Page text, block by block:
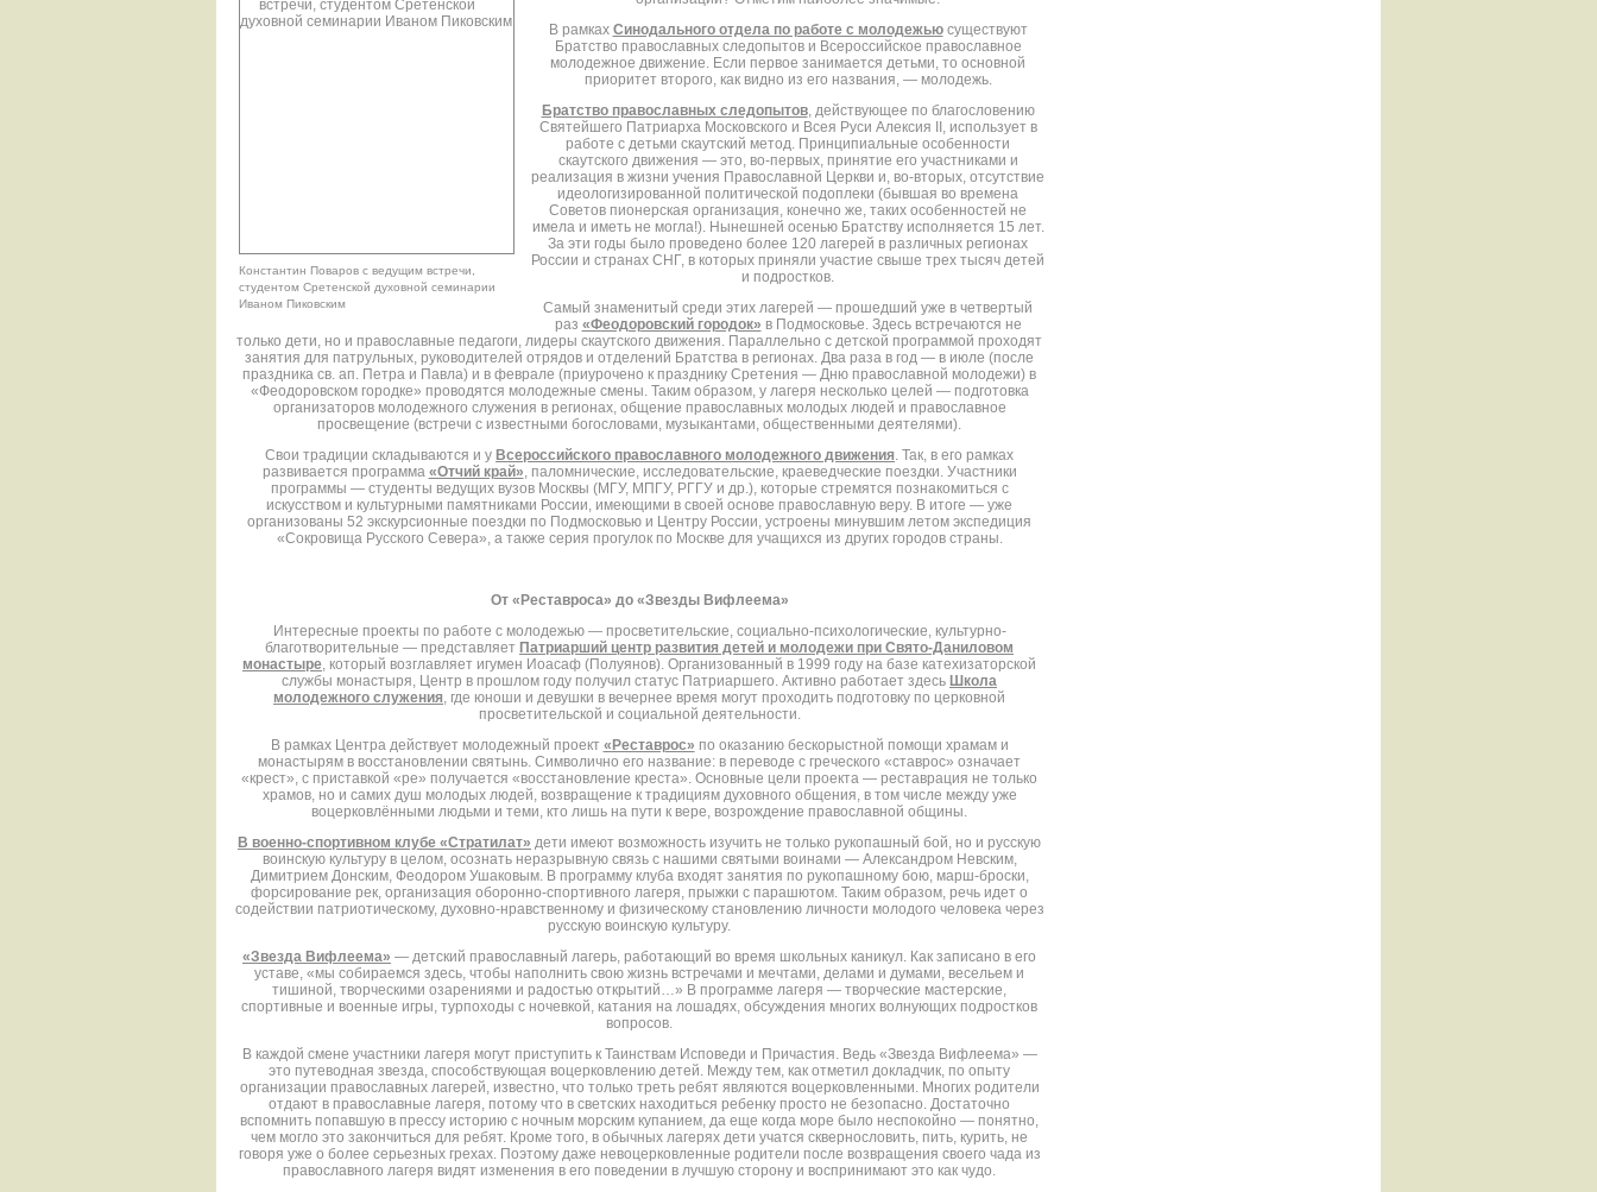
Константин Поваров с ведущим встречи,
студентом Сретенской духовной семинарии
Иваном Пиковским
В рамках Синодального отдела по работе с молодежьюсуществуют
Братство православных следопытов и Всероссийское православное
молодежное движение. Если первое занимается детьми, то основной
приоритет второго, как видно из его названия, — молодежь.
Братство православных следопытов, действующее по благословению
Святейшего Патриарха Московского и Всея Руси Алексия II, использует в
работе с детьми скаутский метод. Принципиальные особенности
скаутского движения — это, во-первых, принятие его участниками и
реализация в жизни учения Православной Церкви и, во-вторых, отсутствие
идеологизированной политической подоплеки (бывшая во времена
Советов пионерская организация, конечно же, таких особенностей не
имела и иметь не могла!). Нынешней осенью Братству исполняется 15 лет.
За эти годы было проведено более 120 лагерей в различных регионах
России и странах СНГ, в которых приняли участие свыше трех тысяч детей
и подростков.
Самый знаменитый среди этих лагерей — прошедший уже в четвертый
раз «Феодоровский городок» в Подмосковье. Здесь встречаются не
только дети, но и православные педагоги, лидеры скаутского движения. Параллельно с детской программой проходят
занятия для патрульных, руководителей отрядов и отделений Братства в регионах. Два раза в год — в июле (после
праздника св. ап. Петра и Павла) и в феврале (приурочено к празднику Сретения — Дню православной молодежи) в
«Феодоровском городке» проводятся молодежные смены. Таким образом, у лагеря несколько целей — подготовка
организаторов молодежного служения в регионах, общение православных молодых людей и православное
просвещение (встречи с известными богословами, музыкантами, общественными деятелями).
Свои традиции складываются и у Всероссийского православного молодежного движения. Так, в его рамках
развивается программа «Отчий край», паломнические, исследовательские, краеведческие поездки. Участники
программы — студенты ведущих вузов Москвы (МГУ, МПГУ, РГГУ и др.), которые стремятся познакомиться с
искусством и культурными памятниками России, имеющими в своей основе православную веру. В итоге — уже
организованы 52 экскурсионные поездки по Подмосковью и Центру России, устроены минувшим летом экспедиция
«Сокровища Русского Севера», а также серия прогулок по Москве для учащихся из других городов страны.
От «Реставроса» до «Звезды Вифлеема»
Интересные проекты по работе с молодежью — просветительские, социально-психологические, культурно-
благотворительные — представляет Патриарший центр развития детей и молодежи при Свято-Даниловом
монастыре, который возглавляет игумен Иоасаф (Полуянов). Организованный в 1999 году на базе катехизаторской
службы монастыря, Центр в прошлом году получил статус Патриаршего. Активно работает здесь Школа
молодежного служения, где юноши и девушки в вечернее время могут проходить подготовку по церковной
просветительской и социальной деятельности.
В рамках Центра действует молодежный проект «Реставрос» по оказанию бескорыстной помощи храмам и
монастырям в восстановлении святынь. Символично его название: в переводе с греческого «ставрос» означает
«крест», с приставкой «ре» получается «восстановление креста». Основные цели проекта — реставрация не только
храмов, но и самих душ молодых людей, возвращение к традициям духовного общения, в том числе между уже
воцерковлёнными людьми и теми, кто лишь на пути к вере, возрождение православной общины.
В военно-спортивном клубе «Стратилат» дети имеют возможность изучить не только рукопашный бой, но и русскую
воинскую культуру в целом, осознать неразрывную связь с нашими святыми воинами — Александром Невским,
Димитрием Донским, Феодором Ушаковым. В программу клуба входят занятия по рукопашному бою, марш-броски,
форсирование рек, организация оборонно-спортивного лагеря, прыжки с парашютом. Таким образом, речь идет о
содействии патриотическому, духовно-нравственному и физическому становлению личности молодого человека через
русскую воинскую культуру.
«Звезда Вифлеема» — детский православный лагерь, работающий во время школьных каникул. Как записано в его
уставе, «мы собираемся здесь, чтобы наполнить свою жизнь встречами и мечтами, делами и думами, весельем и
тишиной, творческими озарениями и радостью открытий…» В программе лагеря — творческие мастерские,
спортивные и военные игры, турпоходы с ночевкой, катания на лошадях, обсуждения многих волнующих подростков
вопросов.
В каждой смене участники лагеря могут приступить к Таинствам Исповеди и Причастия. Ведь «Звезда Вифлеема» —
это путеводная звезда, способствующая воцерковлению детей. Между тем, как отметил докладчик, по опыту
организации православных лагерей, известно, что только треть ребят являются воцерковленными. Многих родители
отдают в православные лагеря, потому что в светских находиться ребенку просто не безопасно. Достаточно
вспомнить попавшую в прессу историю с ночным морским купанием, да еще когда море было неспокойно — понятно,
чем могло это закончиться для ребят. Кроме того, в обычных лагерях дети учатся сквернословить, пить, курить, не
говоря уже о более серьезных грехах. Поэтому даже невоцерковленные родители после возвращения своего чада из
православного лагеря видят изменения в его поведении в лучшую сторону и воспринимают это как чудо.